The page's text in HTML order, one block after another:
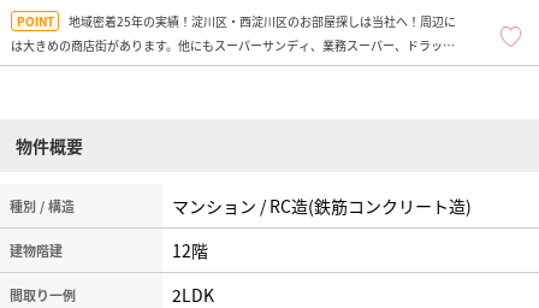
地域密着25年の実績！淀川区・西淀川区のお部屋探しは当社へ！周辺に
は大きめの商店街があります。他にもスーパーサンディ、業務スーパー、ドラッグ
ストア多数、飲食店多数、コンビニ多数、ドン・キホーテなどがあり、便利です
物件概要
種別 / 構造 マンション / RC造(鉄筋コンクリート造)
建物階建 12階
間取り一例 2LDK